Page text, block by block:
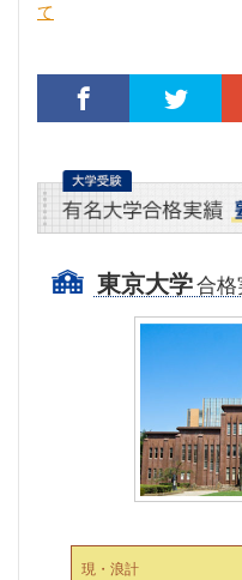
て
東京大学合
現・浪計